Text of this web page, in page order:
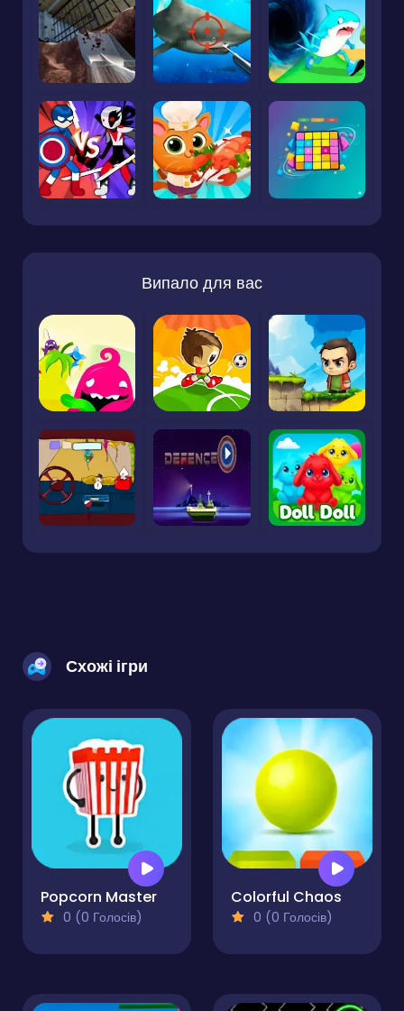
Випало для вас
Схожі ігри
Popcorn Master
0 (0 Голосів)
Colorful Chaos
0 (0 Голосів)